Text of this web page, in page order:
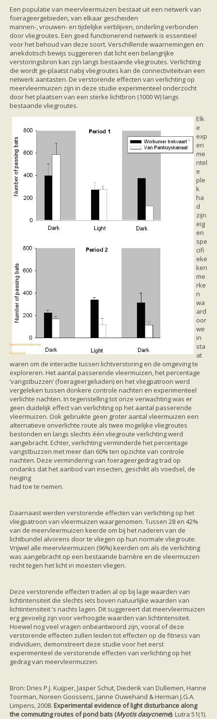
Limburg
Noord-Brabant
Noord-Holland
Overijssel
Utrecht
Zeeland
Zuid-Holland
Vleermuizen en ziektes
Bescherming
Soortbescherming
Gebiedsbescherming
Hulp bij bouwplannen en bomenkap
Vleermuisprotocol
Vleermuis advies en onderzoekbureaus
vleermuiskasten kopen/ ophangen
Regionale of provinciale werkgroepen
Vleermuizen in de tuin
Aankondiging activiteiten
Ecologie en soorten
Hoe vleermuizen leven
Baardvleermuis
Bosvleermuis
Brandt's vleermuis
Gewone dwergvleermuis
Grijze grootoorvleermuis
Grote rosse vleermuis
Ingekorven vleermuis
Kleine en grote hoefijzerneus
Laatvlieger
Meervleermuis
Mopsvleermuis
Noordse vleermuis
Rosse vleermuis
Ruige dwergvleermuis
Tweekleurige vleermuis
Vale vleermuis
Watervleermuis
Vleermuizen en eikenprocessierups
Kinderpagina
Spreekbeurt
Tekenen
Spelletjes
Weetjes
Meer weten
Links
Boeken en tijdschriften
geluiden van vleermuizen
Achtergrond informatie
Informatiefolders
Nederland
Buitenland
Meer dan vleermuizen
Handleidingen
Vlendag presentaties
Vlennieuwsbrief
Overige publicaties
zoonose info (rabies, corona, etc)
rapporten
Overig
Video beelden
Forum
Naar het forum
Gewone grootoorvleermuis
Paul van Hoof
Een populatie van meervleermuizen bestaat uit een netwerk van
foerageergebieden, van elkaar gescheiden
mannen-, vrouwen- en tijdelijke verblijven, onderling verbonden
door vliegroutes. Een goed functionerend netwerk is essentieel
voor het behoud van deze soort. Verschillende waarnemingen en
anekdotisch bewijs suggereren dat licht een belangrijke
verstoringsbron kan zijn langs bestaande vliegroutes. Verlichting
die wordt ge-plaatst nabij vliegroutes kan de connectiviteitvan een
netwerk aantasten. De verstorende effecten van verlichting op
meervleermuizen zijn in deze studie experimenteel onderzocht
door het plaatsen van een sterke lichtbron (1000 W) langs
bestaande vliegroutes.
Elk
e
exp
eri
me
ntel
e
ple
k
ha
d
zijn
eig
en
spe
cifi
eke
ken
me
rke
n
wa
ard
oor
we
in
sta
at
waren om de interactie tussen lichtverstoring en de omgeving te
exploreren. Het aantal passerende vleermuizen, het percentage
‘vangstbuzzen’ (foerageergeluiden) en het vliegpatroon werd
vergeleken tussen donkere controle nachten en experimenteel
verlichte nachten. In tegenstelling tot onze verwachting was er
geen duidelijk effect van verlichting op het aantal passerende
vleermuizen. Ook gebruikte geen groter aantal vleermuizen een
alternatieve onverlichte route als twee mogelijke vliegroutes
bestonden en langs slechts één vliegroute verlichting werd
aangebracht. Echter, verlichting verminderde het percentage
vangstbuzzen met meer dan 60% ten opzichte van controle
nachten. Deze vermindering van foerageergedrag trad op
ondanks dat het aanbod van insecten, geschikt als voedsel, de
neiging
had toe te nemen.
Daarnaast werden verstorende effecten van verlichting op het
vliegpatroon van vleermuizen waargenomen. Tussen 28 en 42%
van de meervleermuizen keerde om bij het naderen van de
lichtbundel alvorens door te vliegen op hun normale vliegroute.
Vrijwel alle meervleermuizen (96%) keerden om als de verlichting
was aangebracht op een bestaande barrière en de vleermuizen
recht tegen het licht in moesten vliegen.
Deze verstorende effecten traden al op bij lage waarden van
lichtintensiteit die slechts iets boven natuurlijke waarden van
lichtintensiteit ’s nachts lagen. Dit suggereert dat meervleermuizen
erg gevoelig zijn voor verhoogde waarden van lichtintensiteit.
Hoewel nog veel vragen onbeantwoord zijn, vooral of deze
verstorende effecten zullen leiden tot effecten op de fitness van
individuen, demonstreert deze studie voor het eerst
experimenteel de verstorende effecten van verlichting op het
gedrag van meervleermuizen.
Bron: Dries P.J. Kuijper, Jasper Schut, Diederik van Dullemen, Hanne
Toorman, Noreen Goossens, Janne Ouwehand & Herman J.G.A.
Limpens, 2008. Experimental evidence of light disturbance along
the commuting routes of pond bats (Myotis dasycneme). Lutra 51(1).